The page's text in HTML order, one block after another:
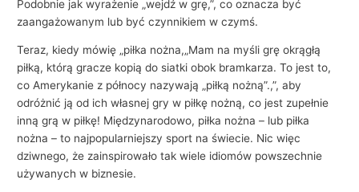
Podobnie jak wyrażenie „wejdź w grę,”, co oznacza być
zaangażowanym lub być czynnikiem w czymś.
Teraz, kiedy mówię „piłka nożna,„Mam na myśli grę okrągłą
piłką, którą gracze kopią do siatki obok bramkarza. To jest to,
co Amerykanie z północy nazywają „piłką nożną”.,”, aby
odróżnić ją od ich własnej gry w piłkę nożną, co jest zupełnie
inną grą w piłkę! Międzynarodowo, piłka nożna – lub piłka
nożna – to najpopularniejszy sport na świecie. Nic więc
dziwnego, że zainspirowało tak wiele idiomów powszechnie
używanych w biznesie.